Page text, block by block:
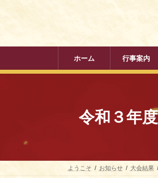
ツ
シ
ホーム 行事案内
令和３年
ようこそ お知らせ 大会結果